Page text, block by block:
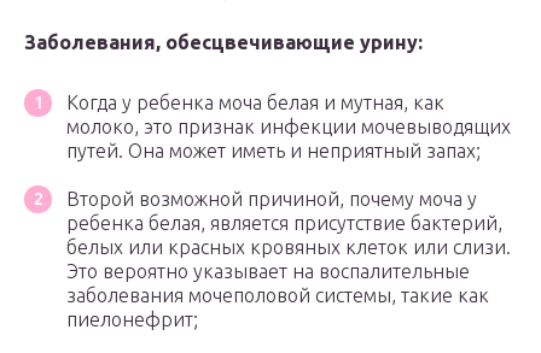
Заболевания, обесцвечивающие урину:
Когда у ребенка моча белая и мутная, как
молоко, это признак инфекции мочевыводящих
путей. Она может иметь и неприятный запах;
Второй возможной причиной, почему моча у
ребенка белая, является присутствие бактерий,
белых или красных кровяных клеток или слизи.
Это вероятно указывает на воспалительные
заболевания мочеполовой системы, такие как
пиелонефрит;